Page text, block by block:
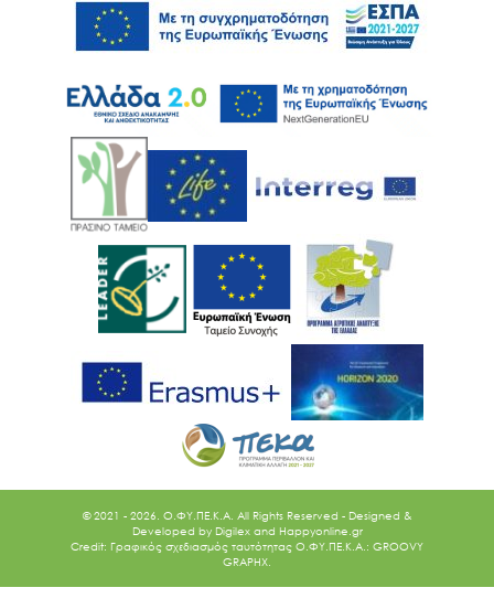
© 2021 - 2026. O.ΦΥ.ΠΕ.Κ.Α. All Rights Reserved - Designed &
Developed by Digilex and Happyonline.gr
Credit: Γραφικός σχεδιασμός ταυτότητας Ο.ΦΥ.ΠΕ.Κ.Α.: GROOVY
GRAPHX.